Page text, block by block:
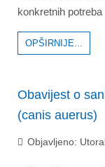
konkretnih
OPŠIRNIJE...
Obavijest o
(canis auerus)
Objavljeno: